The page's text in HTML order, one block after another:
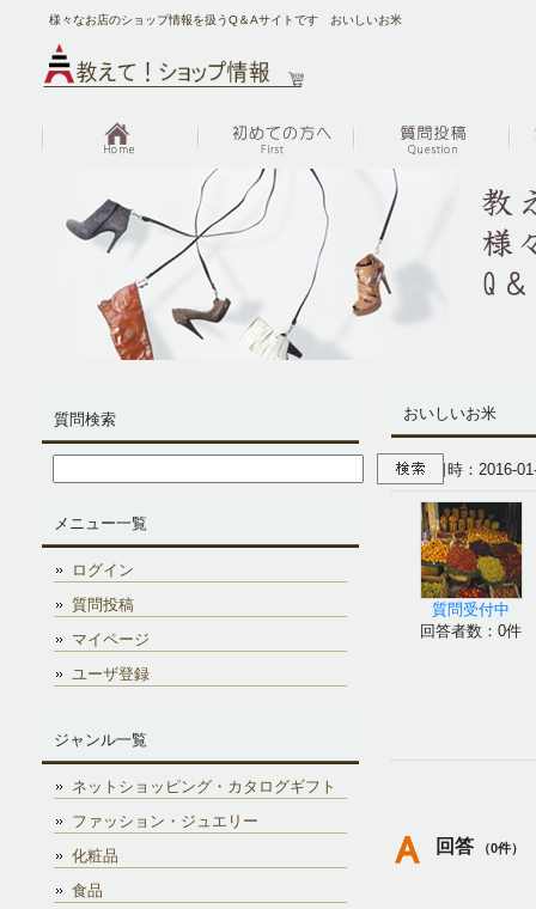
様々なお店のショップ情報を扱うQ＆Aサイトです おいしいお米
おいしいお米
投稿日時：2016-
質問受付中
回答者数：0件
回答 （0件）
質問検索
メニュー一覧
ログイン
質問投稿
マイページ
ユーザ登録
ジャンル一覧
ネットショッピング・カタログギフト
ファッション・ジュエリー
化粧品
食品